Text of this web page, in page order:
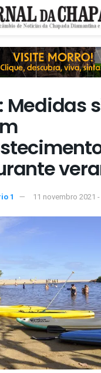
Medidas
1 11 novembro 2021